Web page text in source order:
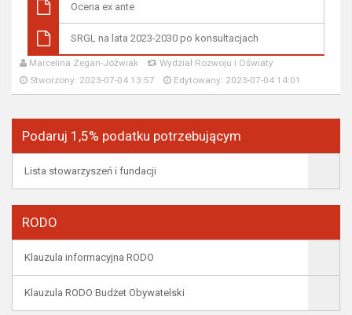
Ocena ex ante
SRGL na lata 2023-2030 po konsultacjach
Marcelina Zegan-Jóźwiak
Wydział Rozwoju i Oświaty
Stworzony: 2023-07-04 13:57
Edytowany: 2023-07-04 14:01
Podaruj 1,5% podatku potrzebującym
Lista stowarzyszeń i fundacji
RODO
Klauzula informacyjna RODO
Klauzula RODO Budżet Obywatelski